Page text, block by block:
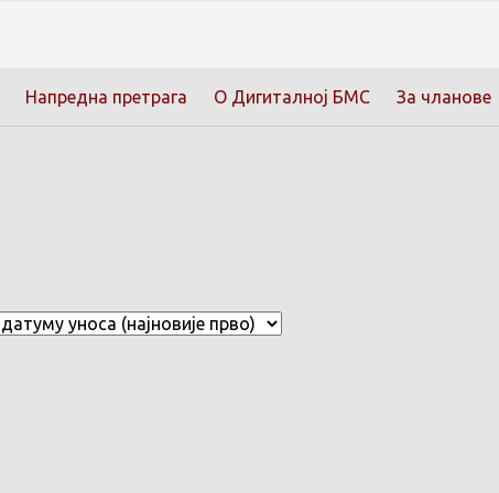
Напредна претрага О Дигиталној БМС За чланове